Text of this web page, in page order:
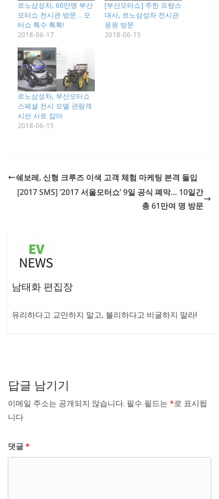
르노삼성차, 60만명 부산
모터쇼 전시관 방문… 모
터쇼 특수 톡톡!
2018-06-17
[부산모터쇼] 주한 프랑스
대사, 르노삼성차 전시관
응원 방문
2018-06-15
르노삼성차, 부산모터쇼
스페셜 전시 모델 관람객
시선 사로 잡아
2018-06-15
쉐보레, 신형 크루즈 이색 고객 체험 마케팅 본격 돌입
[2017 SMS] ‘2017 서울모터쇼’ 9일 공식 폐막… 10일간
총 61만여 명 방문
남태화 편집장
유리하다고 교만하지 말고, 불리하다고 비굴하지 말라!
답글 남기기
이메일 주소는 공개되지 않습니다. 필수 필드는 *로 표시됩
니다
댓글*